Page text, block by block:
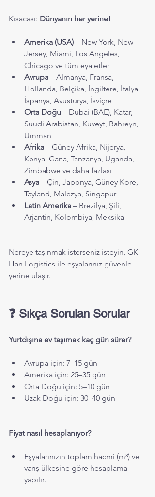
Kısacası: Dünyanın her yerine!
Amerika (USA) – New York, New
Jersey, Miami, Los Angeles,
Chicago ve tüm eyaletler
Avrupa – Almanya, Fransa,
Hollanda, Belçika, İngiltere, İtalya,
İspanya, Avusturya, İsviçre
Orta Doğu – Dubai (BAE), Katar,
Suudi Arabistan, Kuveyt, Bahreyn,
Umman
Afrika – Güney Afrika, Nijerya,
Kenya, Gana, Tanzanya, Uganda,
Zimbabwe ve daha fazlası
Asya – Çin, Japonya, Güney Kore,
Tayland, Malezya, Singapur
Latin Amerika – Brezilya, Şili,
Arjantin, Kolombiya, Meksika
Nereye taşınmak isterseniz isteyin, GK
Han Logistics ile eşyalarınız güvenle
yerine ulaşır.
❓ Sıkça Sorulan Sorular
Yurtdışına ev taşımak kaç gün sürer?
Avrupa için: 7–15 gün
Amerika için: 25–35 gün
Orta Doğu için: 5–10 gün
Uzak Doğu için: 30–40 gün
Fiyat nasıl hesaplanıyor?
Eşyalarınızın toplam hacmi (m³) ve
varış ülkesine göre hesaplama
yapılır.